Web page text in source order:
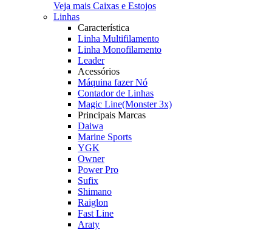
Veja mais Caixas e Estojos
Linhas
Característica
Linha Multifilamento
Linha Monofilamento
Leader
Acessórios
Máquina fazer Nó
Contador de Linhas
Magic Line(Monster 3x)
Principais Marcas
Daiwa
Marine Sports
YGK
Owner
Power Pro
Sufix
Shimano
Raiglon
Fast Line
Araty